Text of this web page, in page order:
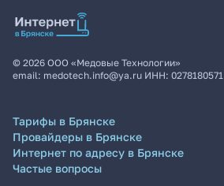
© 2026 ООО «Медовые Технологии»
email: medotech.info@ya.ru ИНН: 0278180571
Тарифы в Брянске
Провайдеры в Брянске
Интернет по адресу в Брянске
Частые вопросы